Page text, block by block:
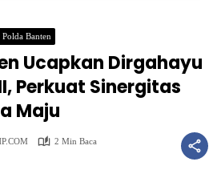
Polda Banten
Ucapkan Dirgahayu
Perkuat Sinergitas
Maju
2 Min Baca